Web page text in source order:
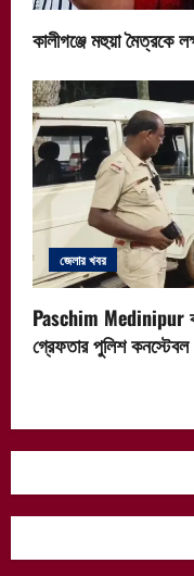
কালীগঞ্জে মহুয়া মৈত্রকে
জেলার খবর
Paschim Medinipur
গ্রেফতার পুলিশ কনস্টেবল